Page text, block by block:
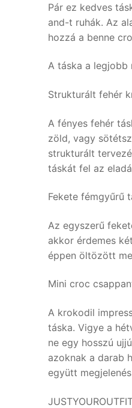
Pár ez kedves
and-t ruhák. Az
hozzá a benne
A táska a legjobb
Strukturált fehér
A fényes fehér
zöld, vagy
strukturált
táskát fel az
Fekete fémgyűrű
Az egyszerű
akkor érdemes
éppen öltözött
Mini croc
A krokodil
táska. Vigye a
ne egy hosszú
azoknak a darab
együtt